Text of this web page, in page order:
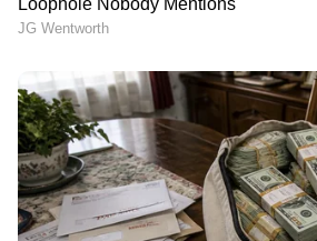
വൻ ലഹരി ശേഖരം